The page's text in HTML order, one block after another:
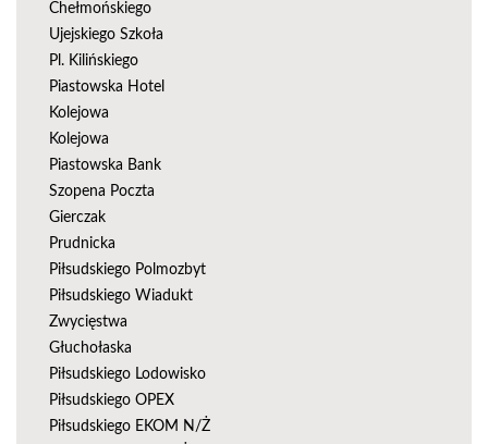
Chełmońskiego
Ujejskiego Szkoła
Pl. Kilińskiego
Piastowska Hotel
Kolejowa
Kolejowa
Piastowska Bank
Szopena Poczta
Gierczak
Prudnicka
Piłsudskiego Polmozbyt
Piłsudskiego Wiadukt
Zwycięstwa
Głuchołaska
Piłsudskiego Lodowisko
Piłsudskiego OPEX
Piłsudskiego EKOM N/Ż